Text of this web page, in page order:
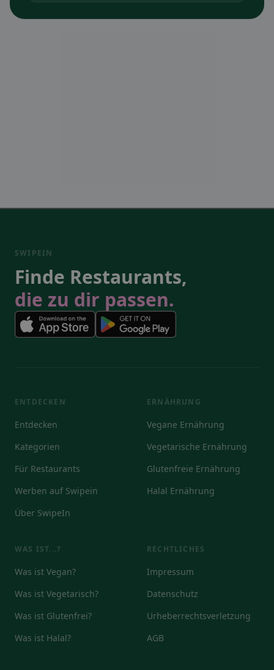
SWIPEIN
Finde Restaurants,
die zu dir passen.
ENTDECKEN
Entdecken
Kategorien
Für Restaurants
Werben auf Swipein
Über SwipeIn
ERNÄHRUNG
Vegane Ernährung
Vegetarische Ernährung
Glutenfreie Ernährung
Halal Ernährung
WAS IST...?
Was ist Vegan?
Was ist Vegetarisch?
Was ist Glutenfrei?
Was ist Halal?
RECHTLICHES
Impressum
Datenschutz
Urheberrechtsverletzung
AGB